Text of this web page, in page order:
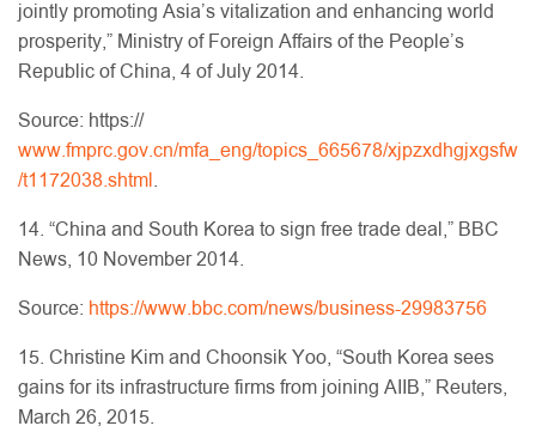
jointly promoting Asia’s vitalization and enhancing world
prosperity,” Ministry of Foreign Affairs of the People’s
Republic of China, 4 of July 2014.
Source: https://
www.fmprc.gov.cn/mfa_eng/topics_665678/xjpzxdhgjxgsfw
/t1172038.shtml.
14. “China and South Korea to sign free trade deal,” BBC
News, 10 November 2014.
Source: https://www.bbc.com/news/business-29983756
15. Christine Kim and Choonsik Yoo, “South Korea sees
gains for its infrastructure firms from joining AIIB,” Reuters,
March 26, 2015.